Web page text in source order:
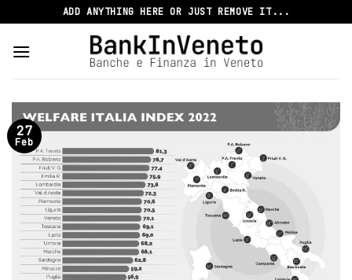
to
content
ADD ANYTHING HERE OR JUST REMOVE IT...
27
Feb